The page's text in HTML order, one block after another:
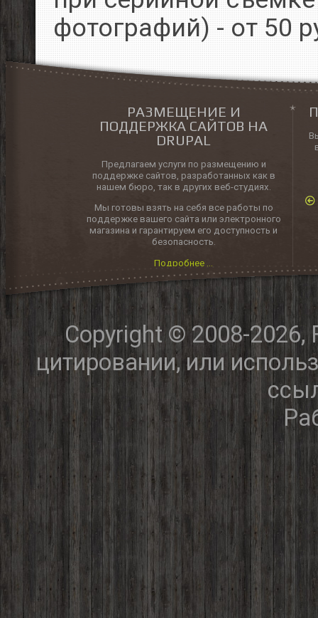
фотографий) - от 50
РАЗМЕЩЕНИЕ И
ПОДДЕРЖКА САЙТОВ НА
DRUPAL
Предлагаем услуги по размещению и
поддержке сайтов, разработанных как в
нашем бюро, так в других веб-студиях.
Мы готовы взять на себя все работы по
поддержке вашего сайта или электронного
магазина и гарантируем его доступность и
безопасность.
Подробнее ...
Copyright © 2008-
цитировании, или